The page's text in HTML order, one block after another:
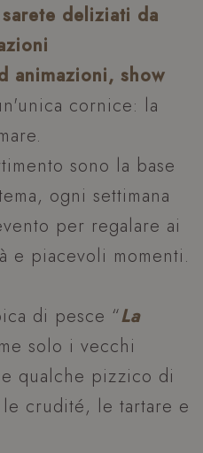
deliziati da
animazioni, show
cornice: la
sono la base
ogni settimana
per regalare ai
e piacevoli momenti.
di pesce “La
solo i vecchi
qualche pizzico di
le crudité, le tartare e